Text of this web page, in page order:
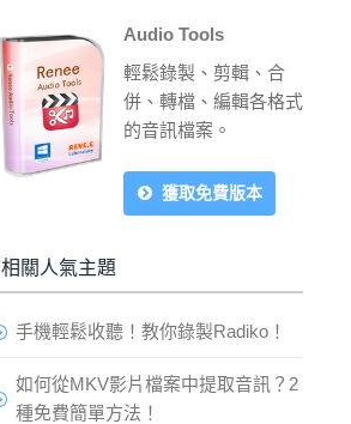
Audio Tools
輕鬆錄製、剪輯、合
併、轉檔、編輯各格式
的音訊檔案。
獲取免費版本
相關人氣主題
手機輕鬆收聽！教你錄製Radiko！
如何從MKV影片檔案中提取音訊？2
種免費簡單方法！